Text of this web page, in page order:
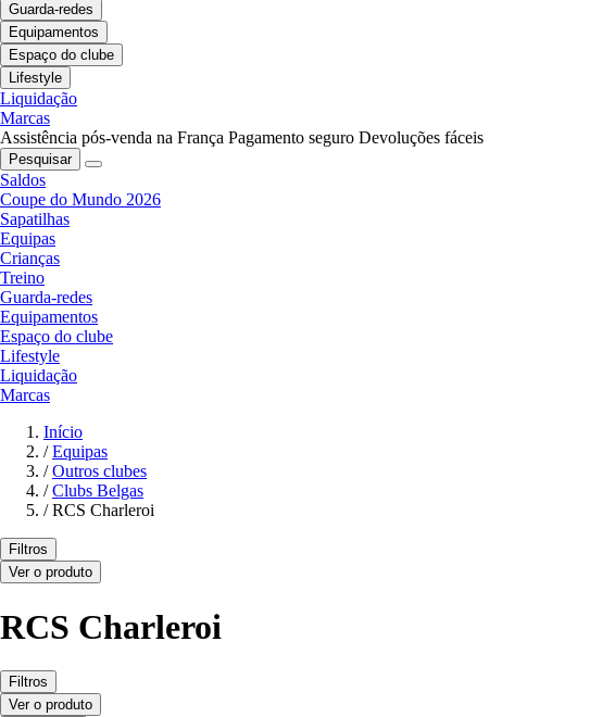
Guarda-redes
Equipamentos
Espaço do clube
Lifestyle
Liquidação
Marcas
Assistência pós-venda na França Pagamento seguro Devoluções fáceis
Pesquisar
Saldos
Coupe do Mundo 2026
Sapatilhas
Equipas
Crianças
Treino
Guarda-redes
Equipamentos
Espaço do clube
Lifestyle
Liquidação
Marcas
Início
/ Equipas
/ Outros clubes
/ Clubs Belgas
/ RCS Charleroi
Filtros
Ver o produto
RCS Charleroi
Filtros
Ver o produto